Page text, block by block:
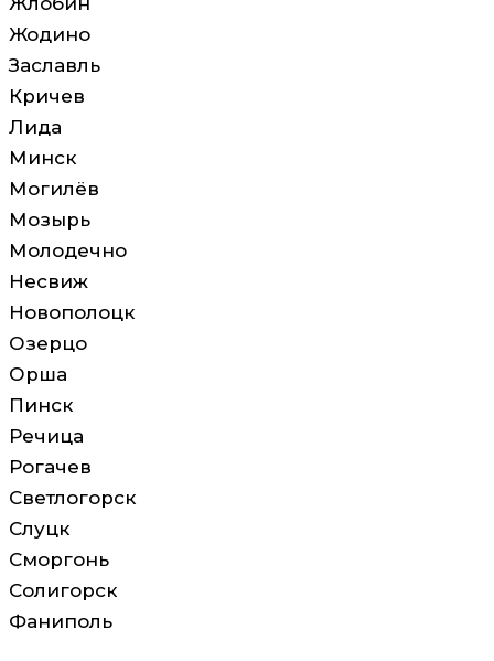
Жодино
Заславль
Кричев
Лида
Минск
Могилёв
Мозырь
Молодечно
Несвиж
Новополоцк
Озерцо
Орша
Пинск
Речица
Рогачев
Светлогорск
Слуцк
Сморгонь
Солигорск
Фаниполь